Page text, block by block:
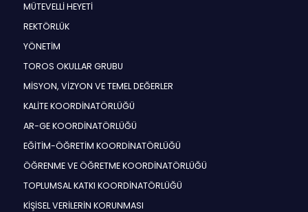
MÜTEVELLİ HEYETİ
REKTÖRLÜK
YÖNETİM
TOROS OKULLAR GRUBU
MİSYON, VİZYON VE TEMEL DEĞERLER
KALİTE KOORDİNATÖRLÜĞÜ
AR-GE KOORDİNATÖRLÜĞÜ
EĞİTİM-ÖĞRETİM KOORDİNATÖRLÜĞÜ
ÖĞRENME VE ÖĞRETME KOORDİNATÖRLÜĞÜ
TOPLUMSAL KATKI KOORDİNATÖRLÜĞÜ
KİŞİSEL VERİLERİN KORUNMASI